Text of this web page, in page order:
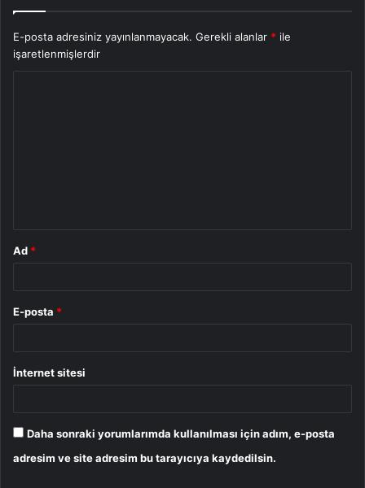
E-posta adresiniz yayınlanmayacak. Gerekli alanlar * ile
işaretlenmişlerdir
Ad *
E-posta *
İnternet sitesi
Daha sonraki yorumlarımda kullanılması için adım, e-posta
adresim ve site adresim bu tarayıcıya kaydedilsin.